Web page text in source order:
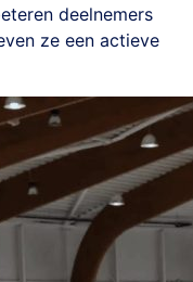
deelnemers
ze een actieve